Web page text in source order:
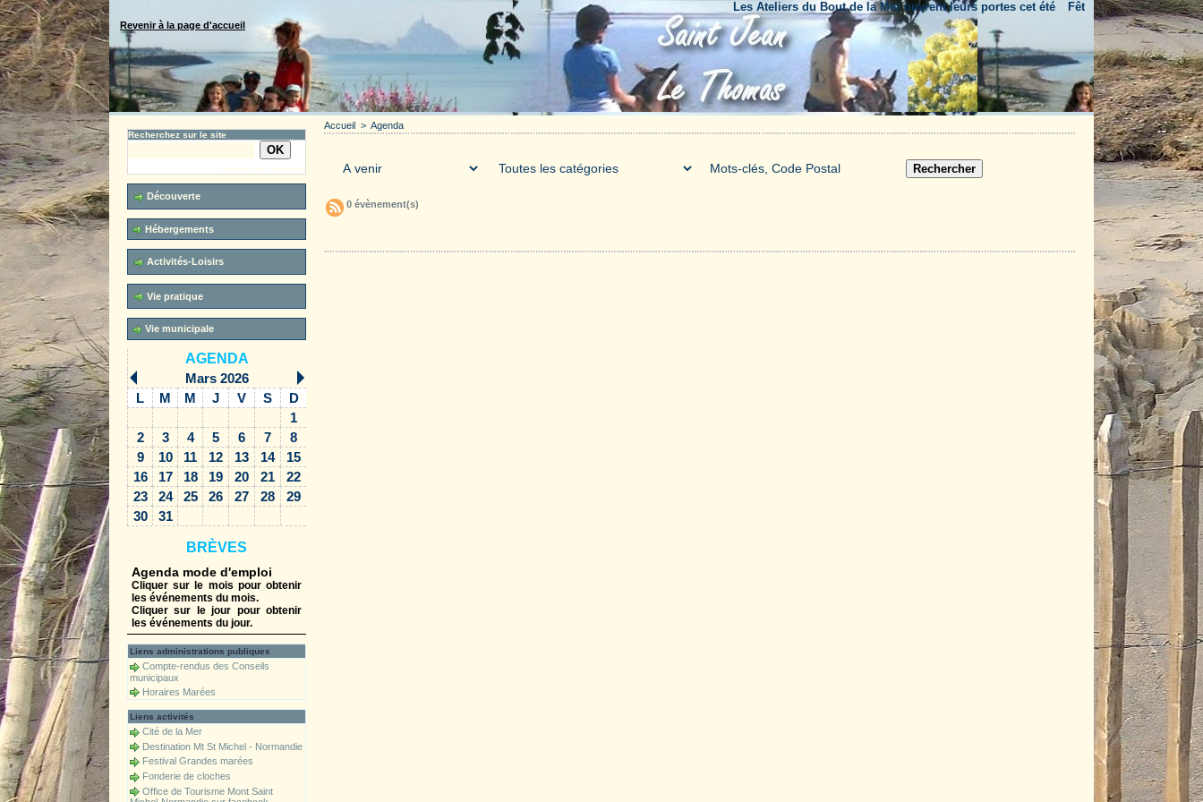
Les Ateliers du Bout de la Mer ouvrent leurs portes cet été Fête nationale & feu d'artifice
Revenir à la page d'accueil
Recherchez sur le site
Recherche avancée
Découverte
Hébergements
Activités-Loisirs
Vie pratique
Vie municipale
AGENDA
Mars 2026
L
M M J V S
D
1
2
3 4 5 6 7
8
9
10 11 12 13 14
15
16
17 18 19 20 21
22
23
24 25 26 27 28
29
30
31
BRÈVES
Agenda mode d'emploi
Cliquer sur le mois pour obtenir
les événements du mois.
Cliquer sur le jour pour obtenir
les événements du jour.
Liens administrations publiques
Compte-rendus des Conseils
municipaux
Horaires Marées
Liens activités
Cité de la Mer
Destination Mt St Michel - Normandie
Festival Grandes marées
Fonderie de cloches
Office de Tourisme Mont Saint
Accueil > Agenda
0 évènement(s)